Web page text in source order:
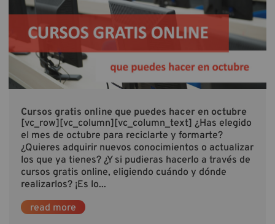
Cursos gratis online que puedes hacer en octubre
[vc_row][vc_column][vc_column_text] ¿Has elegido
el mes de octubre para reciclarte y formarte?
¿Quieres adquirir nuevos conocimientos o actualizar
los que ya tienes? ¿Y si pudieras hacerlo a través de
cursos gratis online, eligiendo cuándo y dónde
realizarlos? ¡Es lo...
read more